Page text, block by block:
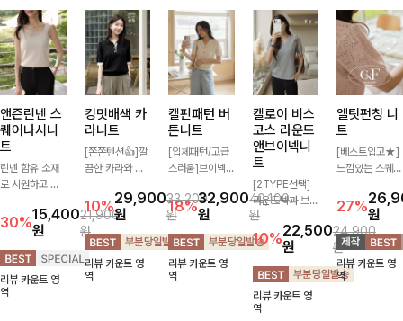
앤즌린넨 스
퀘어나시니
트
린넨 함유 소재
로 시원하고 쾌
좋은 나시 니트
🌿 깔끔한 스퀘
어넥 디자인이
쇄골 라인을 더
욱 여리하고 여
성스럽게 연출해
30%15,400
원
21,900
원
리뷰 카운트 영
역
킹밋배색 카
라니트
[쫀쫀텐션👍]깔
끔한 카라와 반
만나 하나만 입
어도 완성도 높
은 스타일링을
연출해드려요 부
담 없이 즐기기
좋은 데일리 니
10%29,900
원
33,200
원
리뷰 카운트 영
역
캘핀패턴 버
튼니트
[입체패턴/고급
스러움]브이넥
패턴이 어우러져
포인트 있게 즐
기기 좋은 가디
건 🤍 가볍게 걸
쳐주기만 해도
스타일리시한 무
18%32,900
원
40,100
원
리뷰 카운트 영
역
캘로이 비스
코스 라운드
앤브이넥니
트
[2TYPE선택]
라운드넥과 브이
넥 두 가지 디자
인으로 취향에
맞게 선택 가능
한 베이직 니트
🤍 깔끔한 실루
엣과 부드러운
착용감으로 단독
10%22,500
원
24,900
원
리뷰 카운트 영
역
엘팃펀칭 니
트
[베스트입고★]
느낌있는 스퀘어
으로 세련됨이
묻어나는 니트:)
시원쫀쫀함 가
득, 여성스러운
룩을 완성해봐요
♡
27%원
리뷰 카운트 영
역